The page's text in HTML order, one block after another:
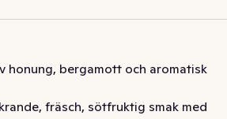
honung, bergamott och aromatisk
fräsch, sötfruktig smak med